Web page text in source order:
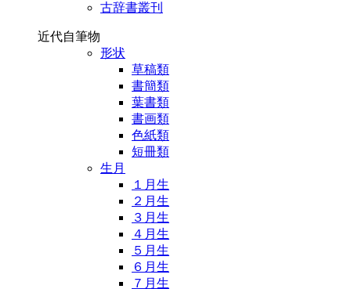
古辞書叢刊
近代自筆物
形状
草稿類
書簡類
葉書類
書画類
色紙類
短冊類
生月
１月生
２月生
３月生
４月生
５月生
６月生
７月生